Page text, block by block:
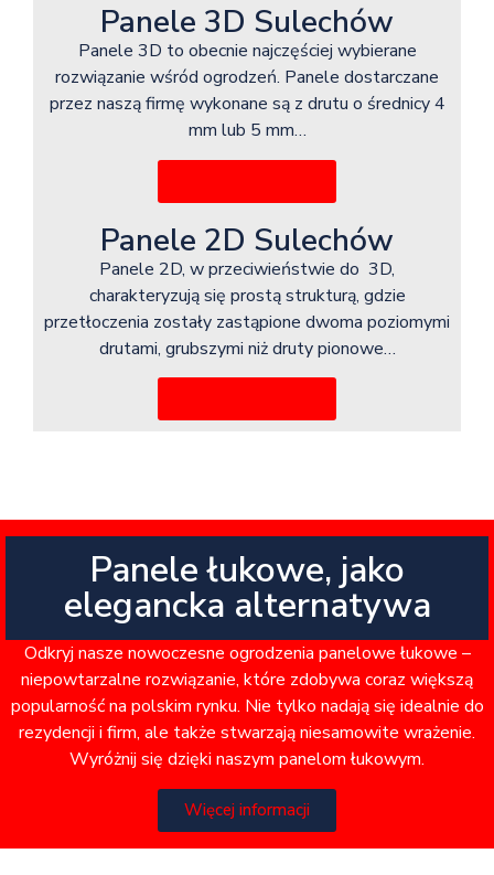
Panele 3D Sulechów
Panele 3D to obecnie najczęściej wybierane
rozwiązanie wśród ogrodzeń. Panele dostarczane
przez naszą firmę wykonane są z drutu o średnicy 4
mm lub 5 mm…
Panele 2D Sulechów
Panele 2D, w przeciwieństwie do 3D,
charakteryzują się prostą strukturą, gdzie
przetłoczenia zostały zastąpione dwoma poziomymi
drutami, grubszymi niż druty pionowe…
Panele łukowe, jako
elegancka alternatywa
Odkryj nasze nowoczesne ogrodzenia panelowe łukowe –
niepowtarzalne rozwiązanie, które zdobywa coraz większą
popularność na polskim rynku. Nie tylko nadają się idealnie do
rezydencji i firm, ale także stwarzają niesamowite wrażenie.
Wyróżnij się dzięki naszym panelom łukowym.
Więcej informacji